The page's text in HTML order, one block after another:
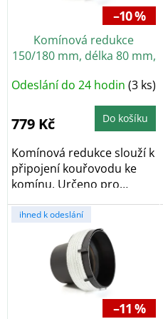
k
–10 %
Komínová redukce
150/180 mm, délka 80 mm,
Odeslání do 24 hodin (3 ks)
779 Kč Do košíku
Komínová redukce slouží k
připojení kouřovodu ke
komínu. Určeno pro
ihned k odeslání
–11 %